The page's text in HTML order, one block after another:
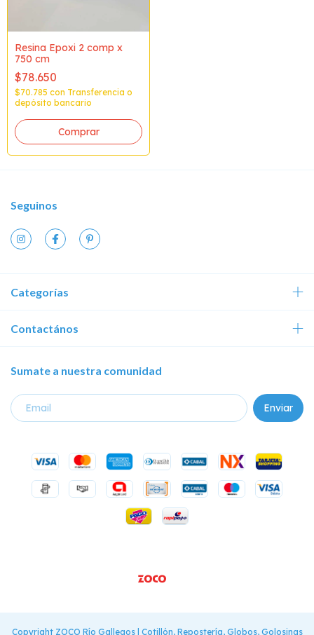
Resina Epoxi 2 comp x
750 cm
$78.650
$70.785 con Transferencia o
depósito bancario
Seguinos
Categorías
Contactános
Sumate a nuestra comunidad
Copyright ZOCO Río Gallegos | Cotillón, Repostería, Globos, Golosinas